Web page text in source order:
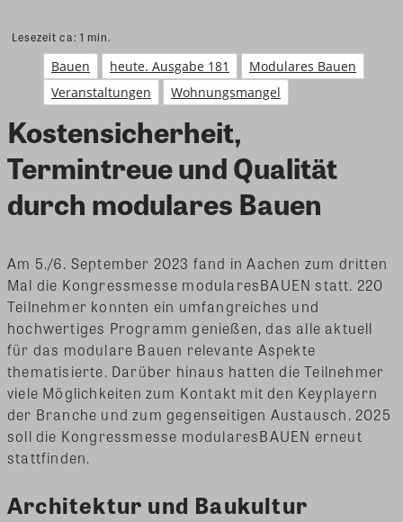
Lesezeit ca: 1 min.
Bauen heute. Ausgabe 181
Modulares Bauen
Veranstaltungen
Wohnungsmangel
Kostensicherheit,
Termintreue und Qualität
durch modulares Bauen
Am 5./6. September 2023 fand in Aachen zum dritten
Mal die Kongressmesse modularesBAUEN statt. 220
Teilnehmer konnten ein umfangreiches und
hochwertiges Programm genießen, das alle aktuell
für das modulare Bauen relevante Aspekte
thematisierte. Darüber hinaus hatten die Teilnehmer
viele Möglichkeiten zum Kontakt mit den Keyplayern
der Branche und zum gegenseitigen Austausch. 2025
soll die Kongressmesse modularesBAUEN erneut
stattfinden.
Architektur und Baukultur